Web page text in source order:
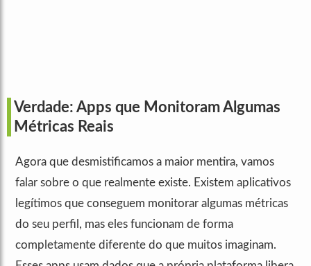
Verdade: Apps que Monitoram Algumas
Métricas Reais
Agora que desmistificamos a maior mentira, vamos
falar sobre o que realmente existe. Existem aplicativos
legítimos que conseguem monitorar algumas métricas
do seu perfil, mas eles funcionam de forma
completamente diferente do que muitos imaginam.